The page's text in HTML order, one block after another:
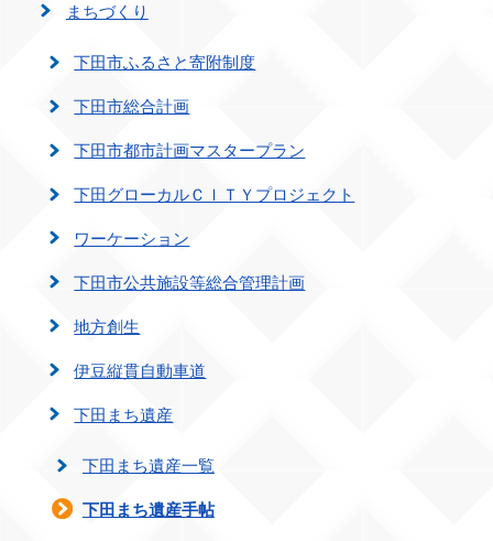
まちづくり
下田市ふるさと寄附制度
下田市総合計画
下田市都市計画マスタープラン
下田グローカルＣＩＴＹプロジェクト
ワーケーション
下田市公共施設等総合管理計画
地方創生
伊豆縦貫自動車道
下田まち遺産
下田まち遺産一覧
下田まち遺産手帖